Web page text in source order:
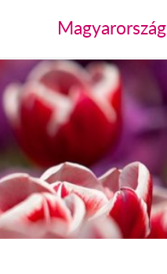
Magyarország